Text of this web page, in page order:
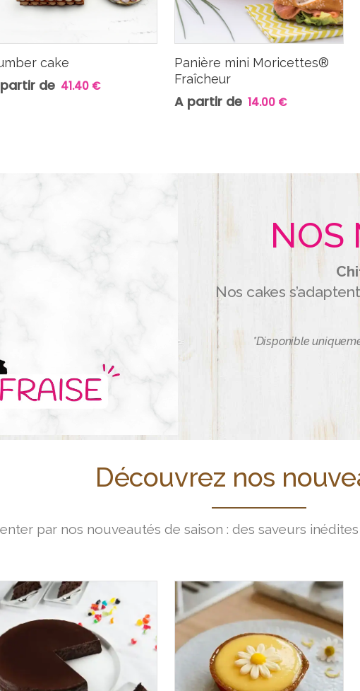
cake
de 41.40 €
Panière mini Moricettes®
Fraîcheur
A partir de 14.00 €
NOS
Nos cakes
*Disponible
Découvrez nos
par nos nouveautés de saison : des saveurs